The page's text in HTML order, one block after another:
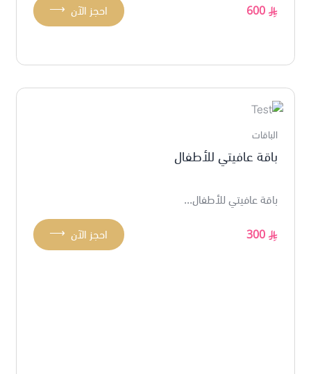
600
⟶ احجز الآن
الباقات
باقة عافيتي للأطفال
باقة عافيتي للأطفال...
300
⟶ احجز الآن